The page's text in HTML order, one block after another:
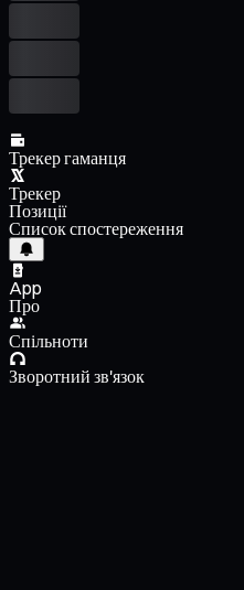
Трекер гаманця
Трекер
Позиції
Список спостереження
App
Про
Спільноти
Зворотний зв'язок